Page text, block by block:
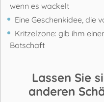
wenn es wackelt
Eine Geschenkidee, die
Kritzelzone: gib ihm
Botschaft
Lassen Sie
anderen